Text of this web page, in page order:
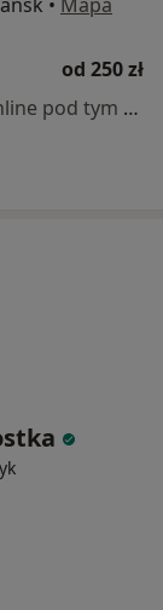
od 250 zł
Specjalista nie oferuje umawiania online pod tym adresem.